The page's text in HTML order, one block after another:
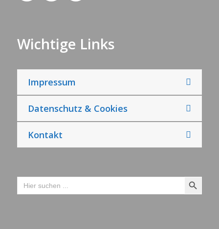
Wichtige Links
Impressum
Datenschutz & Cookies
Kontakt
Search
for:
Search Button